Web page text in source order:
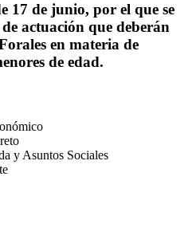
17 de junio, por el que se
actuación que deberán
en materia de
de edad.
y Asuntos Sociales